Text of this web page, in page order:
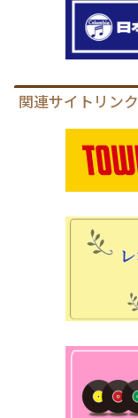
関連サイトリンク